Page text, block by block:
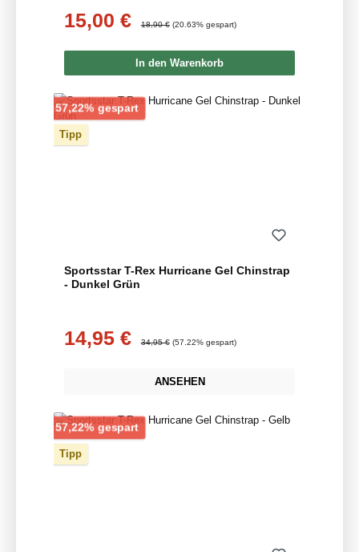
Verkaufspreis:
15,00 € Regulärer Preis:
18,90 € (20.63% gespart)
In den Warenkorb
57,22% gespartRabatt
Tipp
Sportsstar T-Rex Hurricane Gel Chinstrap
- Dunkel Grün
Verkaufspreis:
14,95 € 34,95 € (57.22% gespart)
ANSEHEN
57,22% gespartRabatt
Tipp